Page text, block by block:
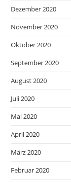
Dezember 2020
November 2020
Oktober 2020
September 2020
August 2020
Juli 2020
Mai 2020
April 2020
März 2020
Februar 2020